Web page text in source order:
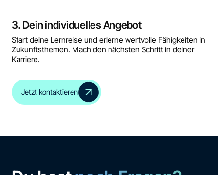
3. Dein individuelles Angebot
Start deine Lernreise und erlerne wertvolle Fähigkeiten in
Zukunftsthemen. Mach den nächsten Schritt in deiner
Karriere.
Jetzt kontaktieren